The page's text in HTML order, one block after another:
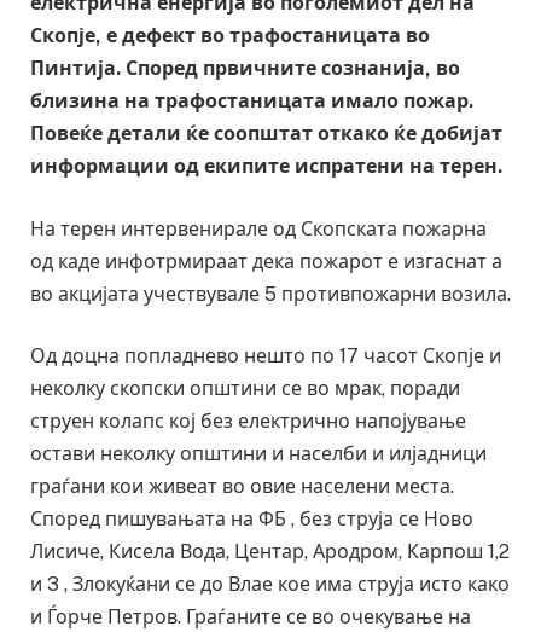
Скопје, е дефект во трафостаницата во
Пинтија. Според првичните сознанија, во
близина на трафостаницата имало пожар.
Повеќе детали ќе соопштат откако ќе добијат
информации од екипите испратени на терен.
На терен интервенирале од Скопската пожарна
од каде инфотрмираат дека пожарот е изгаснат а
во акцијата учествувале 5 противпожарни возила.
Од доцна попладнево нешто по 17 часот Скопје и
неколку скопски општини се во мрак, поради
струен колапс кој без електрично напојување
остави неколку општини и населби и илјадници
граѓани кои живеат во овие населени места.
Според пишувањата на ФБ , без струја се Ново
Лисиче, Кисела Вода, Центар, Ародром, Карпош 1,2
и 3 , Злокуќани се до Влае кое има струја исто како
и Ѓорче Петров. Граѓаните се во очекување на